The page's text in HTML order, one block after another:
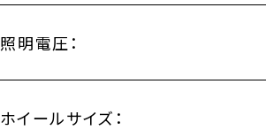
照明電圧：
ホイールサイズ：